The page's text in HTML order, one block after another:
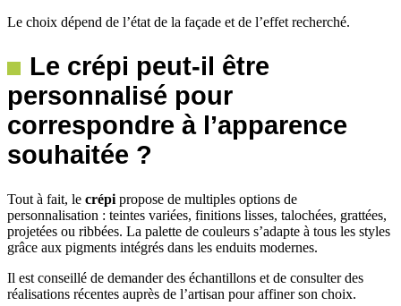
Le choix dépend de l’état de la façade et de l’effet recherché.
Le crépi peut-il être
personnalisé pour
correspondre à l’apparence
souhaitée ?
Tout à fait, le crépi propose de multiples options de
personnalisation : teintes variées, finitions lisses, talochées, grattées,
projetées ou ribbées. La palette de couleurs s’adapte à tous les styles
grâce aux pigments intégrés dans les enduits modernes.
Il est conseillé de demander des échantillons et de consulter des
réalisations récentes auprès de l’artisan pour affiner son choix.